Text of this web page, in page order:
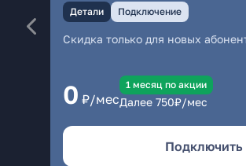
Детали Подключение
Скидка только для новых
0 ₽/мес
1 месяц по акции
Далее 750₽/мес
Подключить